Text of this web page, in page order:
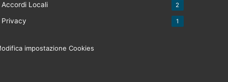
Accordi Locali 2
Privacy 1
impostazione Cookies